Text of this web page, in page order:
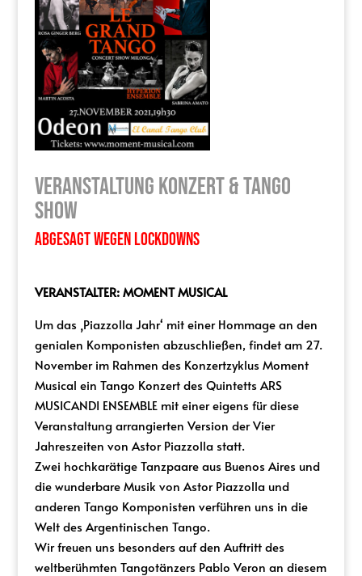
VERANSTALTUNG KONZERT & TANGO
SHOW
Abgesagt wegen Lockdowns
VERANSTALTER: MOMENT MUSICAL
Um das ‚Piazzolla Jahr‘ mit einer Hommage an den
genialen Komponisten abzuschließen, findet am 27.
November im Rahmen des Konzertzyklus Moment
Musical ein Tango Konzert des Quintetts ARS
MUSICANDI ENSEMBLE mit einer eigens für diese
Veranstaltung arrangierten Version der Vier
Jahreszeiten von Astor Piazzolla statt.
Zwei hochkarätige Tanzpaare aus Buenos Aires und
die wunderbare Musik von Astor Piazzolla und
anderen Tango Komponisten verführen uns in die
Welt des Argentinischen Tango.
Wir freuen uns besonders auf den Auftritt des
weltberühmten Tangotänzers Pablo Veron an diesem